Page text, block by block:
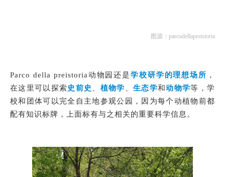
图源：parcodellapreistoria
Parco della preistoria动物园还是学校研学的理想场所 ，
在这里可以探索史前史 植物学 、生态学和动物学等，学
校和团体可以完全自主地参观公园，因为每个动植物前都
配有知识标牌，上面标有与之相关的重要科学信息。